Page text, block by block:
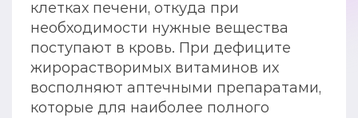
клетках печени, откуда при
необходимости нужные вещества
поступают в кровь. При дефиците
жирорастворимых витаминов их
восполняют аптечными препаратами,
которые для наиболее полного